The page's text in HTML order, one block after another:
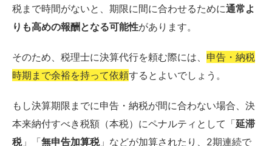
税まで時間がないと、期限に間に合わせるために通常よ
りも高めの報酬となる可能性があります。
そのため、税理士に決算代行を頼む際には、 申告・納税
時期まで余裕を持って依頼するとよいでしょう。
もし決算期限までに申告・納税が間に合わない場合、決
本来納付すべき税額（本税）にペナルティとして「延滞
税」「無申告加算税」などが加算されたり、2期連続で